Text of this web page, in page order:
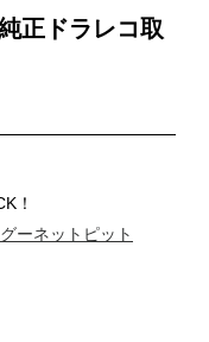
正ドラレコ取
！
ーネットピット